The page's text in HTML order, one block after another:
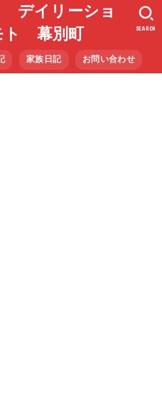
デイリーショ
ト 幕別町
家族日記 お問い合わせ
SEARCH